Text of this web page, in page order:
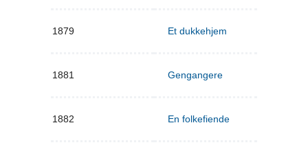
1879 Et dukkehjem
1881 Gengangere
1882 En folkefiende